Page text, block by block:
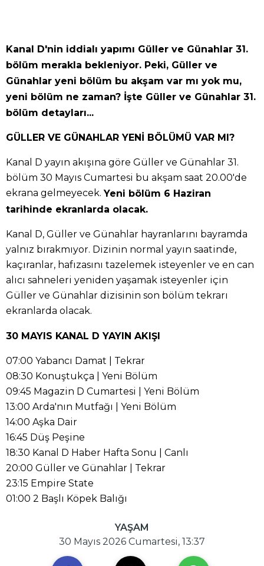
Kanal D'nin iddialı yapımı Güller ve Günahlar 31.
bölüm merakla bekleniyor. Peki, Güller ve
Günahlar yeni bölüm bu akşam var mı yok mu,
yeni bölüm ne zaman? İşte Güller ve Günahlar 31.
bölüm detayları...
GÜLLER VE GÜNAHLAR YENİ BÖLÜMÜ VAR MI?
Kanal D yayın akışına göre Güller ve Günahlar 31.
bölüm 30 Mayıs Cumartesi bu akşam saat 20.00'de
ekrana gelmeyecek.Yeni bölüm 6 Haziran
tarihinde ekranlarda olacak.
Kanal D, Güller ve Günahlar hayranlarını bayramda
yalnız bırakmıyor. Dizinin normal yayın saatinde,
kaçıranlar, hafızasını tazelemek isteyenler ve en can
alıcı sahneleri yeniden yaşamak isteyenler için
Güller ve Günahlar dizisinin son bölüm tekrarı
ekranlarda olacak.
30 MAYIS KANAL D YAYIN AKIŞI
07:00 Yabancı Damat | Tekrar
08:30 Konuştukça | Yeni Bölüm
09:45 Magazin D Cumartesi | Yeni Bölüm
13:00 Arda'nın Mutfağı | Yeni Bölüm
14:00 Aşka Dair
16:45 Düş Peşine
18:30 Kanal D Haber Hafta Sonu | Canlı
20:00 Güller ve Günahlar | Tekrar
23:15 Empire State
01:00 2 Başlı Köpek Balığı
YAŞAM
30 Mayıs 2026 Cumartesi, 13:37